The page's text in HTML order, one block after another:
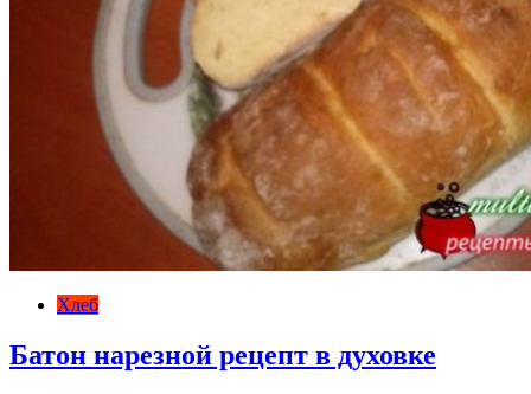
Хлеб
Батон нарезной рецепт в духовке